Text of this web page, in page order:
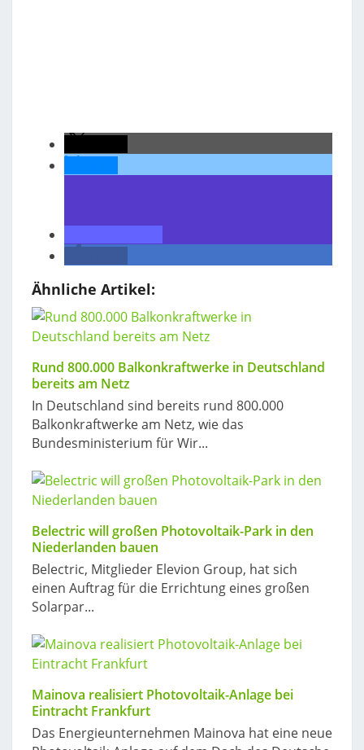
Ähnliche Artikel:
Rund 800.000 Balkonkraftwerke in Deutschland
bereits am Netz
In Deutschland sind bereits rund 800.000
Balkonkraftwerke am Netz, wie das
Bundesministerium für Wir...
Belectric will großen Photovoltaik-Park in den
Niederlanden bauen
Belectric, Mitglieder Elevion Group, hat sich
einen Auftrag für die Errichtung eines großen
Solarpar...
Mainova realisiert Photovoltaik-Anlage bei
Eintracht Frankfurt
Das Energieunternehmen Mainova hat eine neue